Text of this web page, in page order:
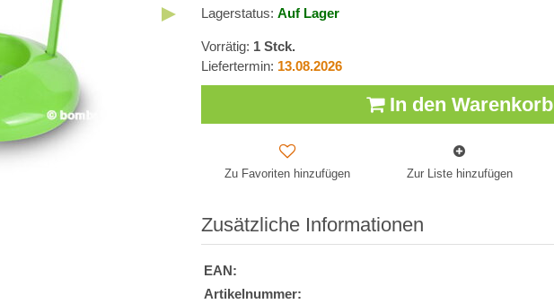
Lagerstatus: Auf Lager
Vorrätig: 1 Stck.
Liefertermin: 13.08.2026
In den Warenkorb
Zu Favoriten hinzufügen Zur Liste hinzufügen
Zusätzliche Informationen
EAN:
Artikelnummer: